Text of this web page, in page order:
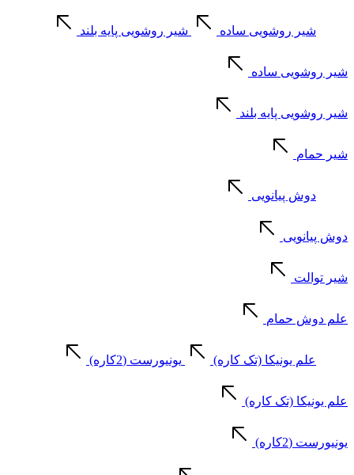
شیر روشویی ساده شیر روشویی پایه بلند
شیر روشویی ساده
شیر روشویی پایه بلند
شیر حمام
دوش پیانویی
دوش پیانویی
شیر توالت
علم دوش حمام
علم یونیکا (تک کاره) یونیورست (2کاره)
علم یونیکا (تک کاره)
یونیورست (2کاره)